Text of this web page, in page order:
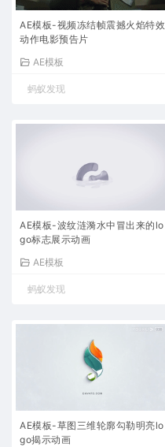
AE模板-视频冻结帧震撼火焰特效
动作电影预告片
AE模板
蚂蚁发现
AE模板-波纹涟漪水中冒出来的lo
go标志展示动画
AE模板
蚂蚁发现
AE模板-草图三维轮廓勾勒明亮lo
go揭示动画